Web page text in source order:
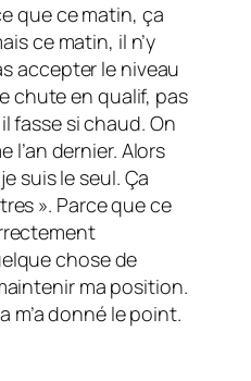
que ce matin, ça
ce matin, il n’y
accepter le niveau
chute en qualif, pas
fasse si chaud. On
dernier. Alors
suis le seul. Ça
». Parce que ce
chose de
ma position.
m’a donné le point.